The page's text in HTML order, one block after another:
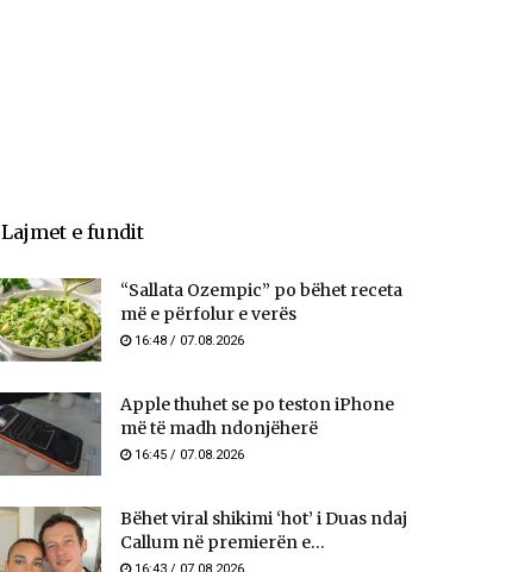
Lajmet e fundit
“Sallata Ozempic” po bëhet receta
më e përfolur e verës
16:48 / 07.08.2026
Apple thuhet se po teston iPhone
më të madh ndonjëherë
16:45 / 07.08.2026
Bëhet viral shikimi ‘hot’ i Duas ndaj
Callum në premierën e...
16:43 / 07.08.2026